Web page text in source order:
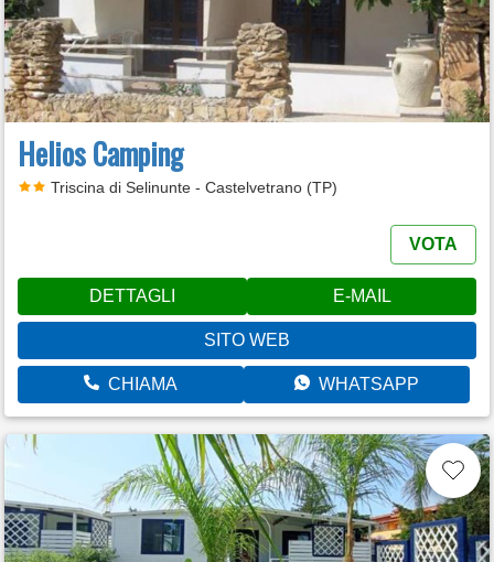
Helios Camping
Triscina di Selinunte - Castelvetrano (TP)
VOTA
DETTAGLI E-MAIL
SITO WEB
CHIAMA WHATSAPP